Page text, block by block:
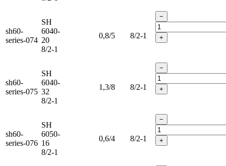
sh60-
series-074
SH
6040-
20
8/2-1
0,8/5 8/2-1
−
+
sh60-
series-075
SH
6040-
32
8/2-1
1,3/8 8/2-1
−
+
sh60-
series-076
SH
6050-
16
8/2-1
0,6/4 8/2-1
−
+